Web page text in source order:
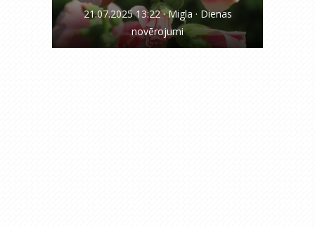
21.07.2025 13:22·Migla · Dienas
novērojumi